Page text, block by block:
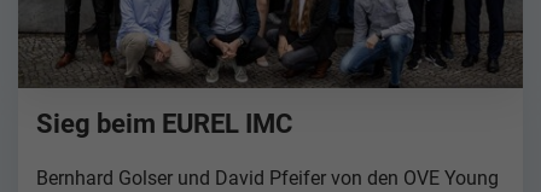
Sieg beim EUREL IMC
Bernhard Golser und David Pfeifer von den OVE Young